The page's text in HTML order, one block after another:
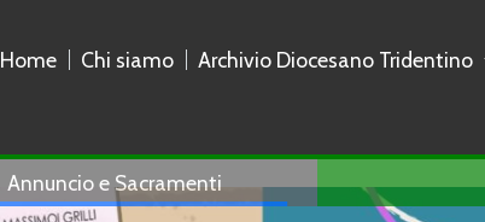
Home Chi siamo Archivio Diocesano Tridentino
Annuncio e Sacramenti